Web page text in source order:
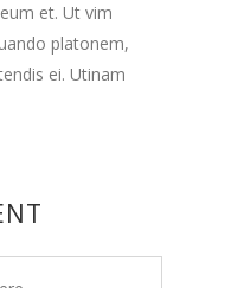
et. Ut vim
platonem,
ei. Utinam